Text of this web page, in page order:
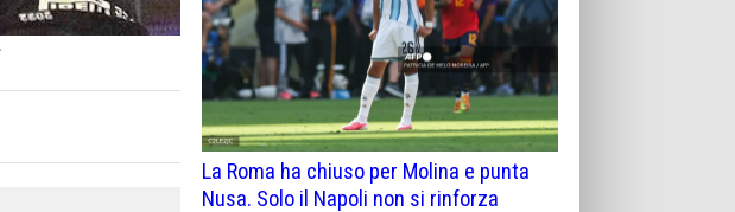
La Roma ha chiuso per Molina e punta
Nusa. Solo il Napoli non si rinforza